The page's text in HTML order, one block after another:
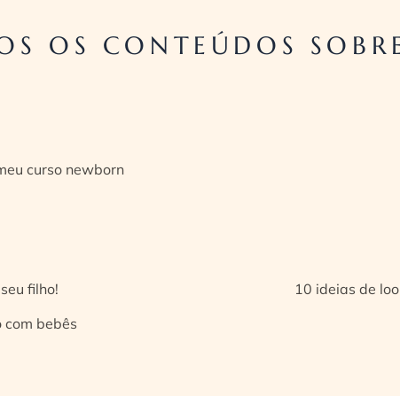
OS CONTEÚDOS
curso newborn
filho!
10 ideias de
bebês